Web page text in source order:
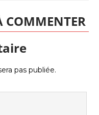
COMMENTER
pas publiée.